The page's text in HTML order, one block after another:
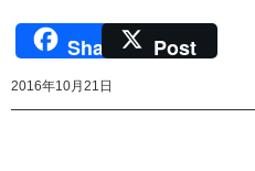
Share Post
2016年10月21日